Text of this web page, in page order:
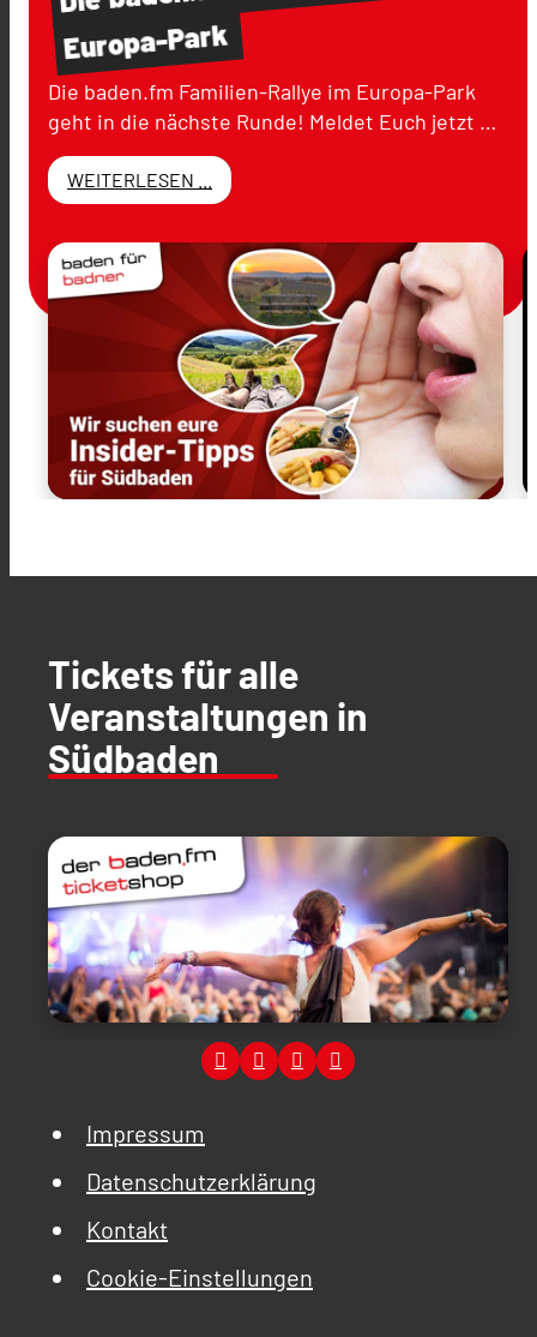
Europa-Park
Die baden.fm Familien-Rallye im Europa-Park
geht in die nächste Runde! Meldet Euch jetzt …
WEITERLESEN ...
Tickets für alle
Veranstaltungen in
Südbaden
Impressum
Datenschutzerklärung
Kontakt
Cookie-Einstellungen